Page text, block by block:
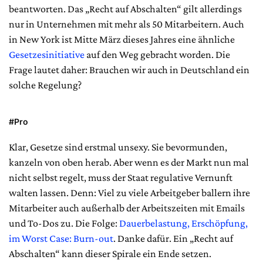
beantworten. Das „Recht auf Abschalten“ gilt allerdings
nur in Unternehmen mit mehr als 50 Mitarbeitern. Auch
in New York ist Mitte März dieses Jahres eine ähnliche
Gesetzesinitiative auf den Weg gebracht worden. Die
Frage lautet daher: Brauchen wir auch in Deutschland ein
solche Regelung?
#Pro
Klar, Gesetze sind erstmal unsexy. Sie bevormunden,
kanzeln von oben herab. Aber wenn es der Markt nun mal
nicht selbst regelt, muss der Staat regulative Vernunft
walten lassen. Denn: Viel zu viele Arbeitgeber ballern ihre
Mitarbeiter auch außerhalb der Arbeitszeiten mit Emails
und To-Dos zu. Die Folge: Dauerbelastung, Erschöpfung,
im Worst Case: Burn-out. Danke dafür. Ein „Recht auf
Abschalten“ kann dieser Spirale ein Ende setzen.